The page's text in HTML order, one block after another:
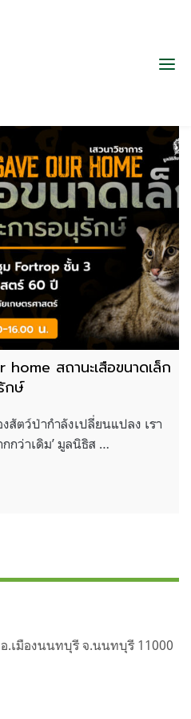
home สถานะเสือขนาดเล็ก
กษ์
สัตว์ป่ากำลังเปลี่ยนแปลง เรา
กว่าเดิม’ มูลนิธิส …
OUR HOME สถานะเสือขนาดเ
.เมืองนนทบุรี จ.นนทบุรี 11000